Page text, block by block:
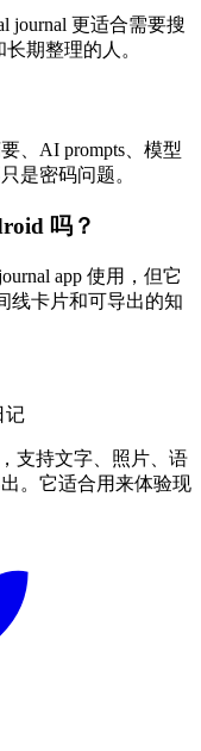
journal 更适合需要搜
期整理的人。
、AI prompts、模型
是密码问题。
吗？
app 使用，但它
线卡片和可导出的知
记
支持文字、照片、语
。它适合用来体验现